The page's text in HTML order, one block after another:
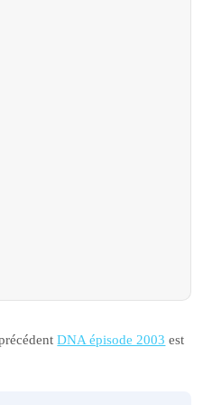
DNA épisode 2003 est